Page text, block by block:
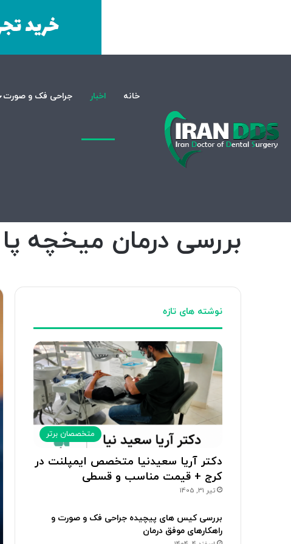
خانه اخبار جراحی فک و صورت
بررسی درمان میخچه پا در منزل
نوشته های تازه
متخصصان برتر
دکتر آریا سعیدنیا متخصص ایمپلنت در
کرج + قیمت مناسب و قسطی
تیر 31, 1405
بررسی کیس های پیچیده جراحی فک و صورت و
راهکارهای موفق درمان